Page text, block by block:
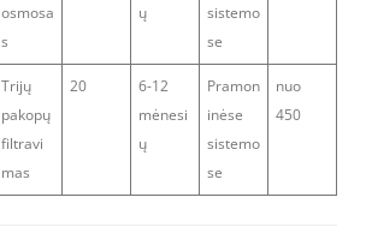
osmosa
s
ų
sistemo
se
Trijų
pakopų
filtravi
mas
20
6-12
mėnesi
ų
Pramon
inėse
sistemo
se
nuo
450